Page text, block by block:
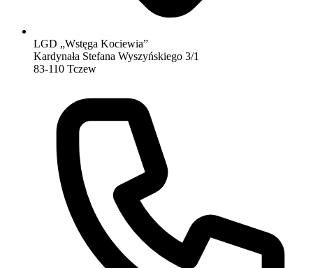
LGD „Wstęga Kociewia”
Kardynała Stefana Wyszyńskiego 3/1
83-110 Tczew